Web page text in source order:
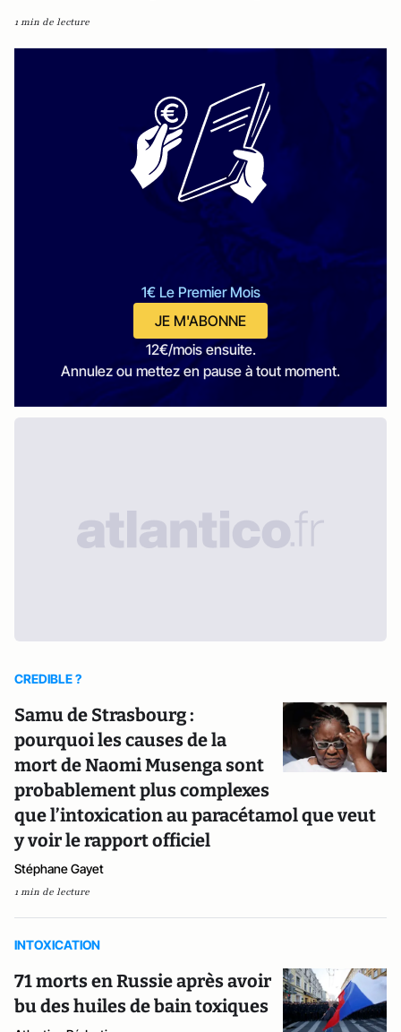
1 min de lecture
1€ Le Premier Mois
JE M'ABONNE
12€/mois ensuite.
Annulez ou mettez en pause à tout moment.
CREDIBLE ?
Samu de Strasbourg :
pourquoi les causes de la
mort de Naomi Musenga sont
probablement plus complexes
que l’intoxication au paracétamol que veut
y voir le rapport officiel
Stéphane Gayet
1 min de lecture
INTOXICATION
71 morts en Russie après avoir
bu des huiles de bain toxiques